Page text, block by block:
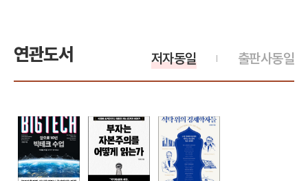
연관도서 출판사동일
저자동일